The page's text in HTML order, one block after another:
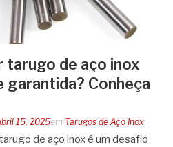
tarugo de aço inox
garantida? Conheça
15, 2025em Tarugos de Aço Inox
de aço inox é um desafio